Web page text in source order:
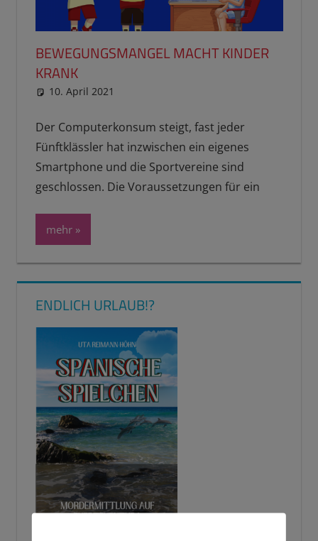
BEWEGUNGSMANGEL MACHT KINDER
KRANK
10. April 2021
Der Computerkonsum steigt, fast jeder
Fünftklässler hat inzwischen ein eigenes
Smartphone und die Sportvereine sind
geschlossen. Die Voraussetzungen für ein
mehr
ENDLICH URLAUB!?